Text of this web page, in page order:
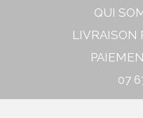
QUI
LIVRAISON
07